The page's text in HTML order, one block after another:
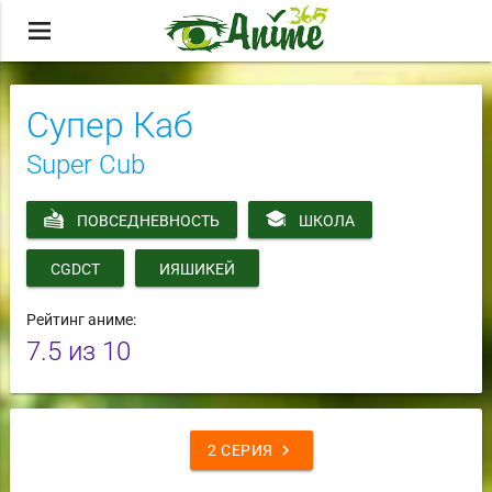
menu
Супер Каб
Super Cub
ПОВСЕДНЕВНОСТЬ ШКОЛА
CGDCT ИЯШИКЕЙ
Рейтинг аниме:
7.5из 10
chevron_right
2 СЕРИЯ